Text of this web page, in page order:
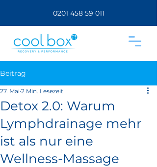
0201 458 59 011
Beitrag
Detox 2.0: Warum
Lymphdrainage mehr
ist als nur eine
Wellness-Massage
27. Mai 2 Min. Lesezeit